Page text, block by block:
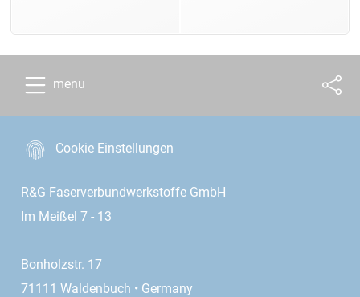
menu
Cookie Einstellungen
R&G Faserverbundwerkstoffe GmbH
Im Meißel 7 - 13
Bonholzstr. 17
71111 Waldenbuch • Germany